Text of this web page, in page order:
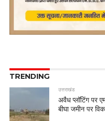
TRENDING
उत्तराखंड
अवैध प्लॉटिंग पर
बीघा जमीन पर